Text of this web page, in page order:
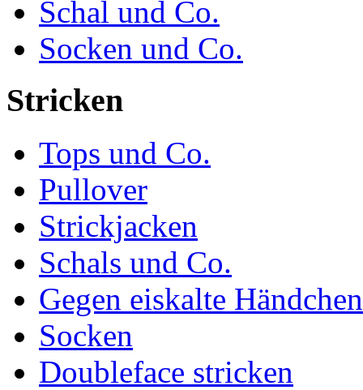
Schal und Co.
Socken und Co.
Stricken
Tops und Co.
Pullover
Strickjacken
Schals und Co.
Gegen eiskalte Händchen
Socken
Doubleface stricken